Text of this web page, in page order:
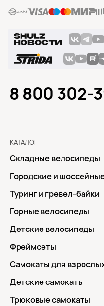
КАТАЛОГ
Складные велосипеды
Городские и
Туринг и гревел-байки
Горные велосипеды
Детские велосипеды
Фреймсеты
Самокаты для
Детские самокаты
Трюковые самокаты
8 800 302-